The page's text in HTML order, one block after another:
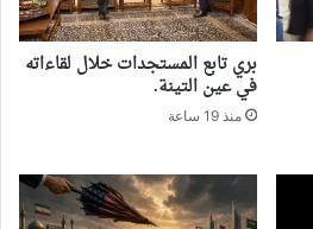
بري تابع المستجدات خلال لقاءاته
في عين التينة.
منذ 19 ساعة